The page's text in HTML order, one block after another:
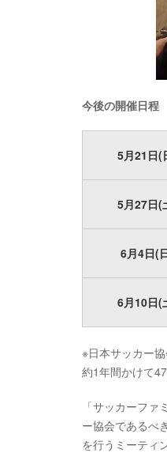
今後の開催日程
5月21日(
5月27日(
6月4日(
6月10日(
※日本サッカー
約1年間かけて
「サッカーフ
ー協会であるべ
を行うミーティ